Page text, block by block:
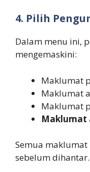
4. Pilih
Dalam menu ini,
mengemaskini:
Maklumat
Maklumat
Maklumat
Maklumat
Semua
sebelum dihantar.